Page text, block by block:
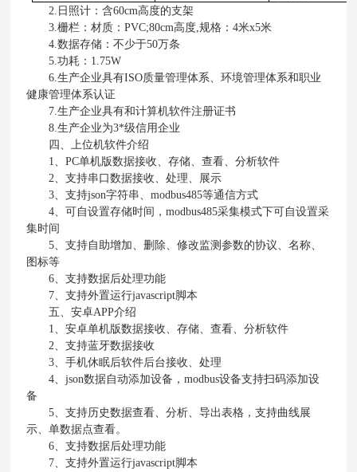
2.日照计：含60cm高度的支架
3.栅栏：材质：PVC;80cm高度,规格：4米x5米
4.数据存储：不少于50万条
5.功耗：1.75W
6.生产企业具有ISO质量管理体系、环境管理体系和职业
健康管理体系认证
7.生产企业具有和计算机软件注册证书
8.生产企业为3*级信用企业
四、上位机软件介绍
1、PC单机版数据接收、存储、查看、分析软件
2、支持串口数据接收、处理、展示
3、支持json字符串、modbus485等通信方式
4、可自设置存储时间，modbus485采集模式下可自设置采
集时间
5、支持自助增加、删除、修改监测参数的协议、名称、
图标等
6、支持数据后处理功能
7、支持外置运行javascript脚本
五、安卓APP介绍
1、安卓单机版数据接收、存储、查看、分析软件
2、支持蓝牙数据接收
3、手机休眠后软件后台接收、处理
4、json数据自动添加设备，modbus设备支持扫码添加设
备
5、支持历史数据查看、分析、导出表格，支持曲线展
示、单数据点查看。
6、支持数据后处理功能
7、支持外置运行javascript脚本